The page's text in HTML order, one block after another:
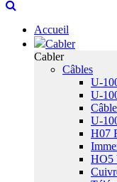
Accueil
Cabler
Cabler
Câbles
U-
U-
U-
H07
HO5